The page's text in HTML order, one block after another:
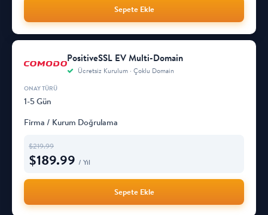
Sepete Ekle
PositiveSSL EV Multi-Domain
Ücretsiz Kurulum · Çoklu Domain
1-5 Gün
Firma / Kurum Doğrulama
$219.99
$189.99 / Yıl
Sepete Ekle